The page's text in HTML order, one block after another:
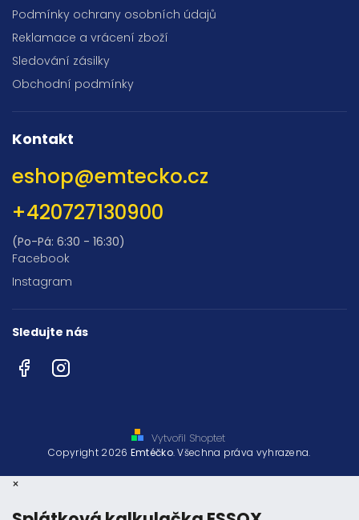
Podmínky ochrany osobních údajů
Reklamace a vrácení zboží
Sledování zásilky
Obchodní podmínky
Kontakt
eshop@emtecko.cz
+420727130900
(Po-Pá: 6:30 - 16:30)
Facebook
Instagram
Sledujte nás
FacebookInstagram
Vytvořil Shoptet
Copyright 2026 Emtéčko. Všechna práva vyhrazena.
×